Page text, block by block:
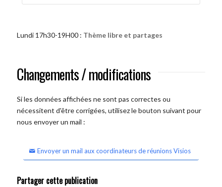
Lundi 17h30-19H00 : Thème libre et partages
Changements / modifications
Si les données affichées ne sont pas correctes ou
nécessitent d'être corrigées, utilisez le bouton suivant pour
nous envoyer un mail :
Envoyer un mail aux coordinateurs de réunions Visios
Partager cette publication